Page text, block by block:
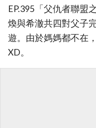
EP.395「父仇者聯盟
煥與希澈共四對父子
遊。由於媽媽都不在
XD。